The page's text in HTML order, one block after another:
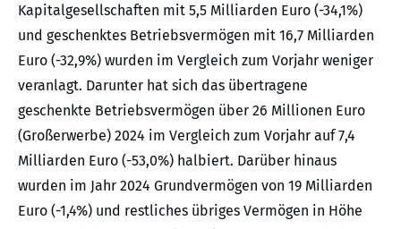
Kapitalgesellschaften mit 5,5 Milliarden Euro (-34,1%)
und geschenktes Betriebsvermögen mit 16,7 Milliarden
Euro (-32,9%) wurden im Vergleich zum Vorjahr weniger
veranlagt. Darunter hat sich das übertragene
geschenkte Betriebsvermögen über 26 Millionen Euro
(Großerwerbe) 2024 im Vergleich zum Vorjahr auf 7,4
Milliarden Euro (-53,0%) halbiert. Darüber hinaus
wurden im Jahr 2024 Grundvermögen von 19 Milliarden
Euro (-1,4%) und restliches übriges Vermögen in Höhe